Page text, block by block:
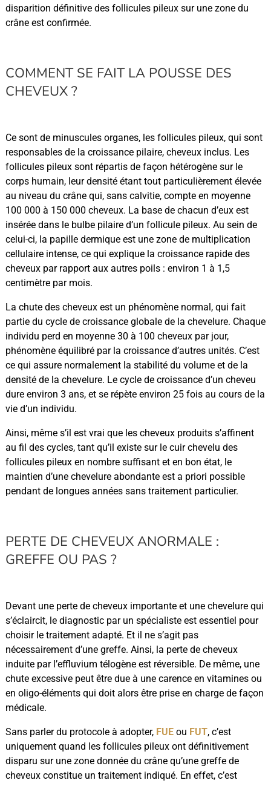
disparition définitive des follicules pileux sur une zone du
crâne est confirmée.
COMMENT SE FAIT LA POUSSE DES
CHEVEUX ?
Ce sont de minuscules organes, les follicules pileux, qui sont
responsables de la croissance pilaire, cheveux inclus. Les
follicules pileux sont répartis de façon hétérogène sur le
corps humain, leur densité étant tout particulièrement élevée
au niveau du crâne qui, sans calvitie, compte en moyenne
100 000 à 150 000 cheveux. La base de chacun d’eux est
insérée dans le bulbe pilaire d’un follicule pileux. Au sein de
celui-ci, la papille dermique est une zone de multiplication
cellulaire intense, ce qui explique la croissance rapide des
cheveux par rapport aux autres poils : environ 1 à 1,5
centimètre par mois.
La chute des cheveux est un phénomène normal, qui fait
partie du cycle de croissance globale de la chevelure. Chaque
individu perd en moyenne 30 à 100 cheveux par jour,
phénomène équilibré par la croissance d’autres unités. C’est
ce qui assure normalement la stabilité du volume et de la
densité de la chevelure. Le cycle de croissance d’un cheveu
dure environ 3 ans, et se répète environ 25 fois au cours de la
vie d’un individu.
Ainsi, même s’il est vrai que les cheveux produits s’affinent
au fil des cycles, tant qu’il existe sur le cuir chevelu des
follicules pileux en nombre suffisant et en bon état, le
maintien d’une chevelure abondante est a priori possible
pendant de longues années sans traitement particulier.
PERTE DE CHEVEUX ANORMALE :
GREFFE OU PAS ?
Devant une perte de cheveux importante et une chevelure qui
s’éclaircit, le diagnostic par un spécialiste est essentiel pour
choisir le traitement adapté. Et il ne s’agit pas
nécessairement d’une greffe. Ainsi, la perte de cheveux
induite par l’effluvium télogène est réversible. De même, une
chute excessive peut être due à une carence en vitamines ou
en oligo-éléments qui doit alors être prise en charge de façon
médicale.
Sans parler du protocole à adopter, FUEou FUT, c’est
uniquement quand les follicules pileux ont définitivement
disparu sur une zone donnée du crâne qu’une greffe de
cheveux constitue un traitement indiqué. En effet, c’est